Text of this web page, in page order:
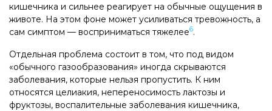
кишечника и сильнее реагирует на обычные ощущения в
животе. На этом фоне может усиливаться тревожность, а
сам симптом — восприниматься тяжелее6.
Отдельная проблема состоит в том, что под видом
«обычного газообразования» иногда скрываются
заболевания, которые нельзя пропустить. К ним
относятся целиакия, непереносимость лактозы и
фруктозы, воспалительные заболевания кишечника,